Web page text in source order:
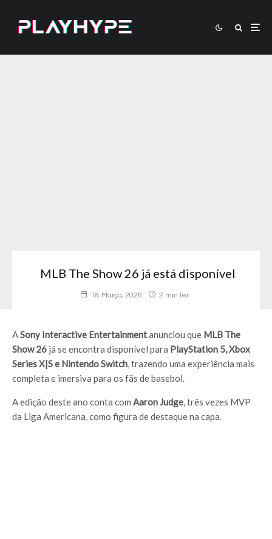
MLB The Show 26 já está disponível
18 Março, 2026 2 min ler
ASony Interactive Entertainmentanunciou que MLB The
Show 26 já se encontra disponível para PlayStation 5, Xbox
Series X|S e Nintendo Switch, trazendo uma experiência mais
completa e imersiva para os fãs de basebol.
A edição deste ano conta com Aaron Judge, três vezes MVP
da Liga Americana, como figura de destaque na capa.